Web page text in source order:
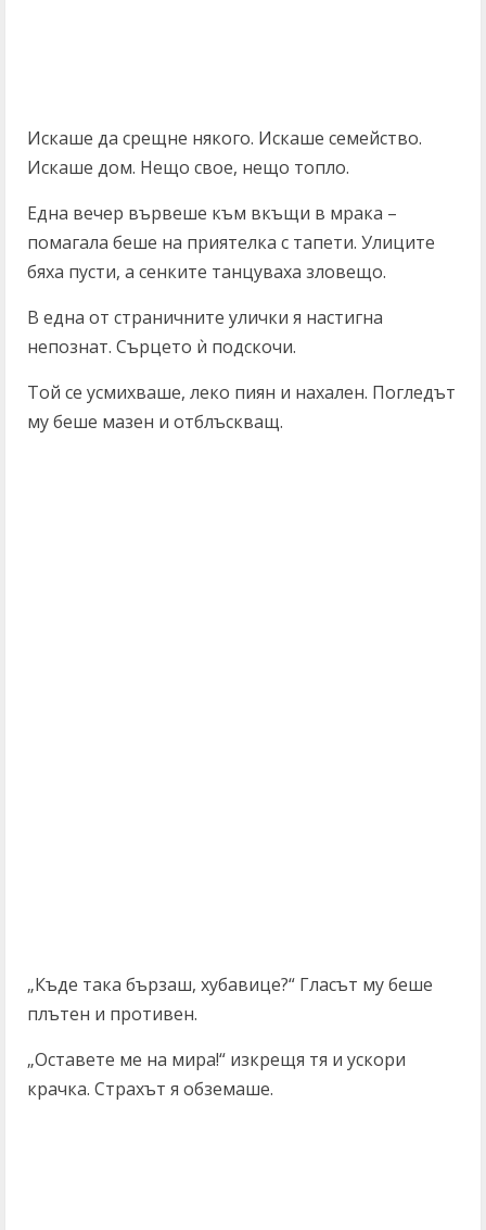
Искаше да срещне някого. Искаше семейство.
Искаше дом. Нещо свое, нещо топло.
Една вечер вървеше към вкъщи в мрака –
помагала беше на приятелка с тапети. Улиците
бяха пусти, а сенките танцуваха зловещо.
В една от страничните улички я настигна
непознат. Сърцето ѝ подскочи.
Той се усмихваше, леко пиян и нахален. Погледът
му беше мазен и отблъскващ.
„Къде така бързаш, хубавице?“ Гласът му беше
плътен и противен.
„Оставете ме на мира!“ изкрещя тя и ускори
крачка. Страхът я обземаше.